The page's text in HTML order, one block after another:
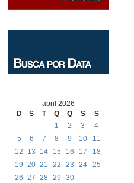
abril 2026
D
S T Q Q S S
1 2 3
4
5
6 7 8 9 10
11
12
13 14 15 16 17
18
19
20 21 22 23 24
25
26
27 28 29 30